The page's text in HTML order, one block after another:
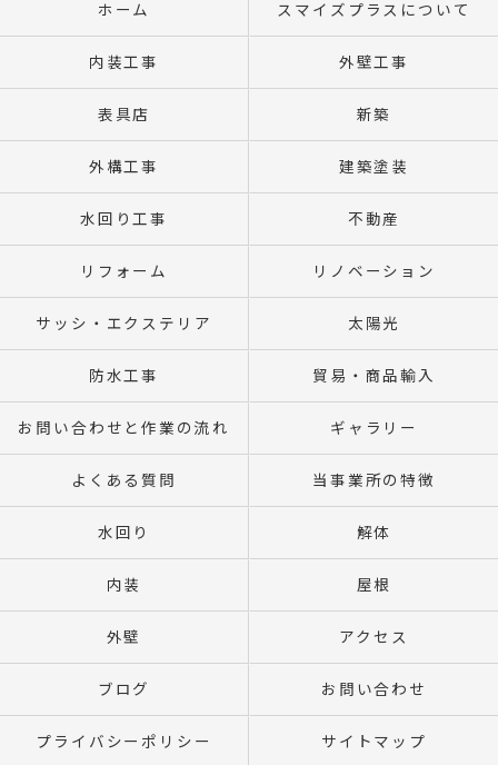
ホーム スマイズプラスについて
内装工事 外壁工事
表具店 新築
外構工事 建築塗装
水回り工事 不動産
リフォーム リノベーション
サッシ・エクステリア 太陽光
防水工事 貿易・商品輸入
お問い合わせと作業の流れ ギャラリー
よくある質問 当事業所の特徴
水回り 解体
内装 屋根
外壁 アクセス
ブログ お問い合わせ
プライバシーポリシー サイトマップ